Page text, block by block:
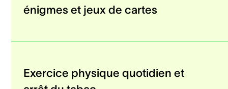
énigmes et jeux de cartes
Exercice physique quotidien et